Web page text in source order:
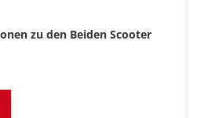
zu den Beiden Scooter